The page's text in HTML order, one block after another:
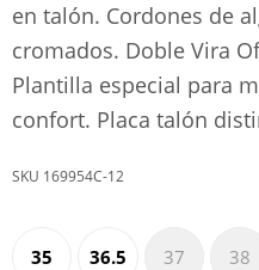
en talón. Cordones de
cromados. Doble Vira
Plantilla especial para
confort. Placa talón
169954C-12
35 36.5 37 38